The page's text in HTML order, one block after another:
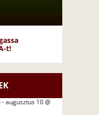
t!
-augusztus 10 @